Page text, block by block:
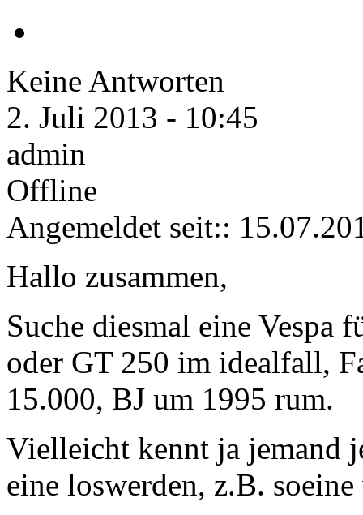
Keine Antworten
2. Juli 2013 - 10:45
admin
Offline
Angemeldet seit::
Hallo zusammen,
Suche diesmal eine Vespa
oder GT 250 im idealfall,
15.000, BJ um 1995 rum.
Vielleicht kennt ja jemand
eine loswerden, z.B.